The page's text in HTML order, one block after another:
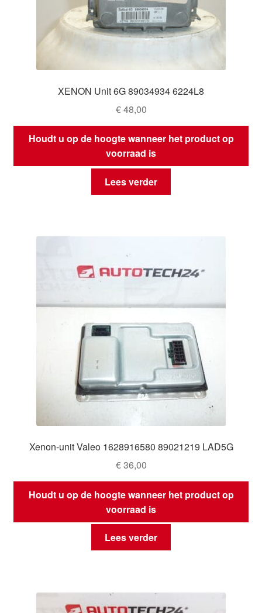
XENON Unit 6G 89034934 6224L8
€48,00
Houdt u op de hoogte wanneer het product op
voorraad is
Lees verder
Xenon-unit Valeo 1628916580 89021219 LAD5G
€36,00
Houdt u op de hoogte wanneer het product op
voorraad is
Lees verder